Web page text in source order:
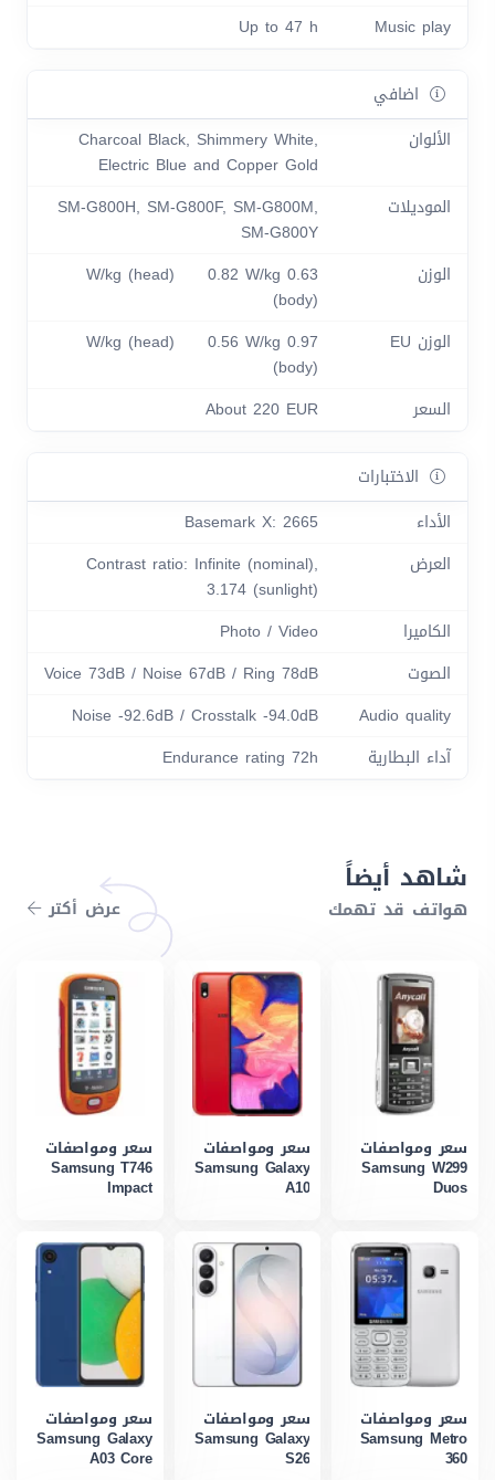
Music play
Up to 47 h
اضافي
الألوان
Charcoal Black, Shimmery White,
Electric Blue and Copper Gold
الموديلات
SM-G800H, SM-G800F, SM-G800M,
SM-G800Y
الوزن
0.63 W/kg (head) 0.82 W/kg
(body)
الوزن EU
0.97 W/kg (head) 0.56 W/kg
(body)
السعر
About 220 EUR
الاختبارات
الأداء
Basemark X: 2665
العرض
Contrast ratio: Infinite (nominal),
3.174 (sunlight)
الكاميرا
Photo / Video
الصوت
Voice 73dB / Noise 67dB / Ring 78dB
Audio quality
Noise -92.6dB / Crosstalk -94.0dB
آداء البطارية
Endurance rating 72h
شاهد أيضاً
هواتف قد تهمك عرض أكتر
سعر ومواصفات
Samsung W299
Duos
سعر ومواصفات
Samsung Galaxy
A10
سعر ومواصفات
Samsung T746
Impact
سعر ومواصفات
Samsung Metro
360
سعر ومواصفات
Samsung Galaxy
S26
سعر ومواصفات
Samsung Galaxy
A03 Core